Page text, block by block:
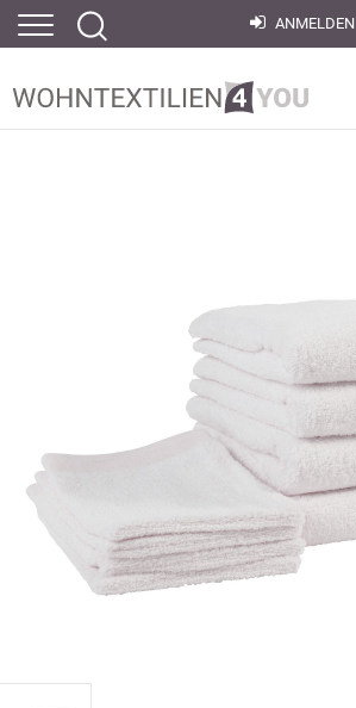
ANMELDEN